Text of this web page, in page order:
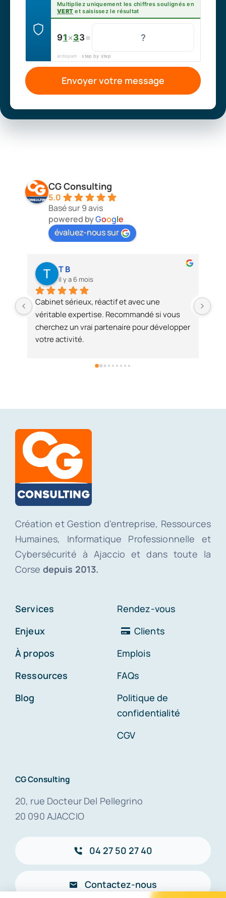
Multipliez uniquement les chiffres soulignés en
VERT et saisissez le résultat
91 ×33 =
antispam ·step by step
Envoyer votre message
CG Consulting
5.0
Basé sur 9 avis
powered byGoogle
évaluez-nous sur
une
si vous
pour développer
De grands professionnels à l'écoute de
clients. Merci pour votre accueil.
Création et Gestion d’entreprise, Ressources
Humaines, Informatique Professionnelle et
Cybersécurité à Ajaccio et dans toute la
Corse depuis 2013.
Services
Enjeux
À propos
Ressources
Blog
Rendez-vous
Clients
Emplois
FAQs
Politique de
confidentialité
CGV
CG Consulting
20, rue Docteur Del Pellegrino
20 090 AJACCIO
04 27 50 27 40
Contactez-nous